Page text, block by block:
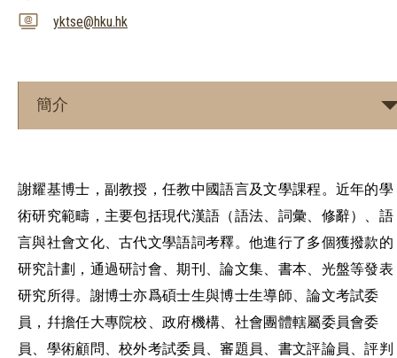
yktse@hku.hk
簡介
謝耀基博士，副教授，任教中國語言及文學課程。近年的學
術研究範疇，主要包括現代漢語（語法、詞彙、修辭）、語
言與社會文化、古代文學語詞考釋。他進行了多個獲撥款的
研究計劃，通過研討會、期刊、論文集、書本、光盤等發表
研究所得。謝博士亦爲碩士生與博士生導師、論文考試委
員，幷擔任大專院校、政府機構、社會團體轄屬委員會委
員、學術顧問、校外考試委員、審題員、書文評論員、評判